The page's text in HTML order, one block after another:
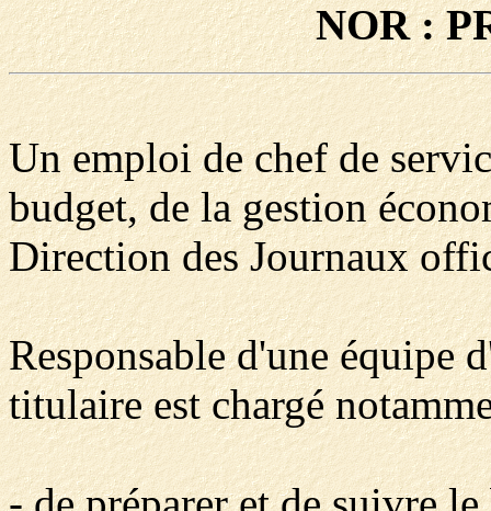
NOR :
Un emploi de chef de
budget, de la gestion
Direction des Journaux
Responsable d'une équipe
titulaire est chargé